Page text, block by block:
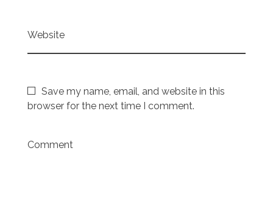
Website
Save my name, email, and website in this
browser for the next time I comment.
Comment